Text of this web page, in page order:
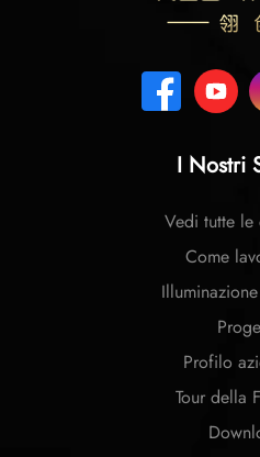
I Nostri
Vedi tutte le
Come
Profilo
Tour della